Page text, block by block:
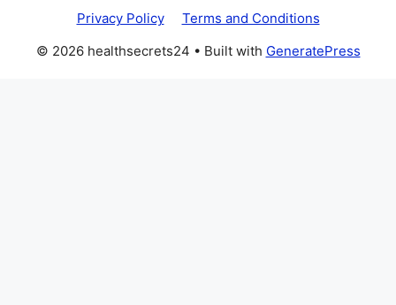
Privacy Policy
Terms and Conditions
© 2026 healthsecrets24 • Built with GeneratePress